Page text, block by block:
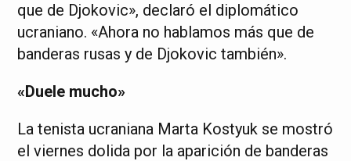
que de Djokovic», declaró el diplomático
ucraniano. «Ahora no hablamos más que de
banderas rusas y de Djokovic también».
«Duele mucho»
La tenista ucraniana Marta Kostyuk se mostró
el viernes dolida por la aparición de banderas